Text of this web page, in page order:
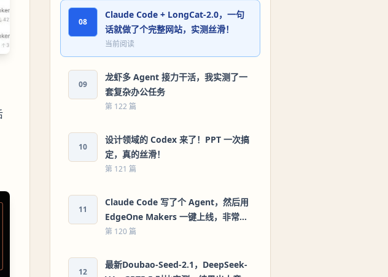
08
Claude Code + LongCat-2.0，一句
话就做了个完整网站，实测丝滑！
当前阅读
09
龙虾多 Agent 接力干活，我实测了一
套复杂办公任务
第 122 篇
10
设计领域的 Codex 来了！PPT 一次搞
定，真的丝滑！
第 121 篇
11
Claude Code 写了个 Agent，然后用
EdgeOne Makers 一键上线，非常丝
滑！（附教程）
第 120 篇
12
最新Doubao-Seed-2.1，DeepSeek-